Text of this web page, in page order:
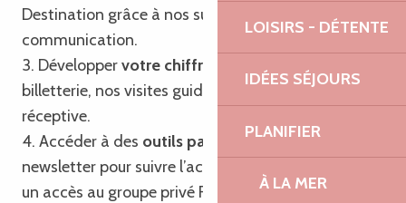
LOISIRS - DÉTENTE
IDÉES SÉJOURS
PLANIFIER
À LA MER
Destination grâce à nos supports de
communication.
3. Développervotre chiffre d’affaires
grâce à notre
billetterie, nos visites guidées et notre agence
réceptive.
4. Accéder à des outils partagés tels que notre
newsletter pour suivre l’actualité touristique locale,
un accès au groupe privé Facebook, un